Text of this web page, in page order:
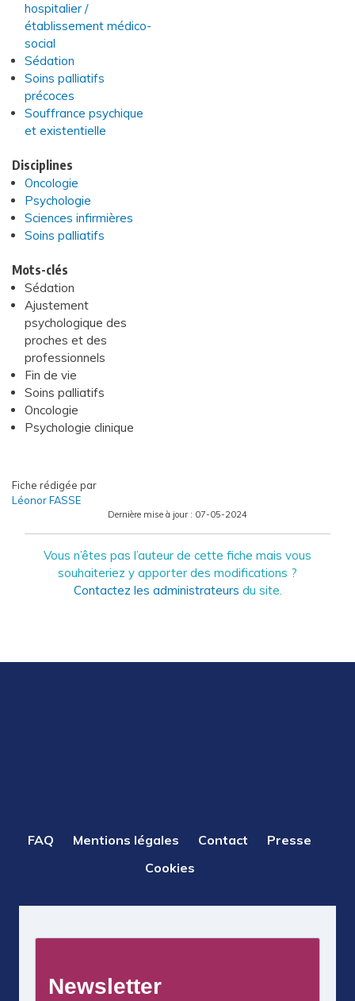
hospitalier /
établissement médico-
social
Sédation
Soins palliatifs
précoces
Souffrance psychique
et existentielle
Disciplines
Oncologie
Psychologie
Sciences infirmières
Soins palliatifs
Mots-clés
Sédation
Ajustement
psychologique des
proches et des
professionnels
Fin de vie
Soins palliatifs
Oncologie
Psychologie clinique
Fiche rédigée par
Léonor FASSE
Dernière mise à jour : 07-05-2024
Vous n’êtes pas l’auteur de cette fiche mais vous
souhaiteriez y apporter des modifications ?
Contactez les administrateurs du site.
PIED
FAQ Mentions légales Contact
Presse
Cookies